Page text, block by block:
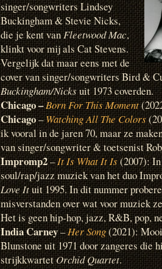
singer/songwriters Lindsey
Buckingham & Stevie Nicks,
die je kent vanFleetwood Mac,
klinkt voor mij als Cat Stevens.
Vergelijk dat maar eens met de
cover van singer/songwriters Bird &
Buckingham/Nicksuit 1973 coverden.
Chicago –Born For This Moment
Chicago–Watching All The Colors
ik vooral in de jaren 70, maar ze
van singer/songwriter & toetsenist
Impromp2–It Is What It Is(2007):
soul/rap/jazz muziek van het duo
Love Ituit 1995. In dit nummer
misverstanden over wat voor muziek
Het is geen hip-hop, jazz, R&B, pop,
India Carney–Her Song(2021):
Blunstone uit 1971 door zangeres die
strijkkwartetOrchid Quartet.